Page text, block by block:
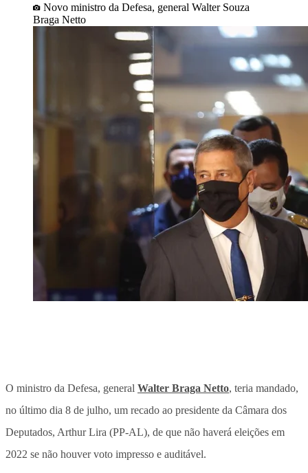
Novo ministro da Defesa, general Walter Souza
Braga Netto
O ministro da Defesa, general Walter Braga Netto, teria mandado,
no último dia 8 de julho, um recado ao presidente da Câmara dos
Deputados, Arthur Lira (PP-AL), de que não haverá eleições em
2022 se não houver voto impresso e auditável.